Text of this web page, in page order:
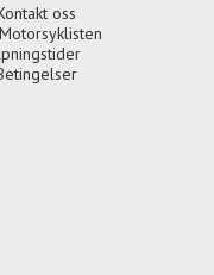
oss